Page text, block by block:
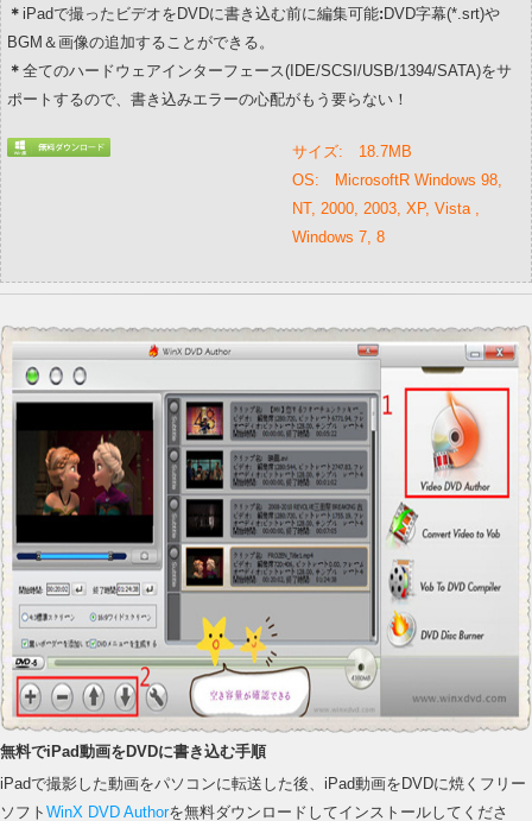
＊ iPadで撮ったビデオをDVDに書き込む前に編集可能: DVD字幕(*.srt)や
BGM＆画像の追加することができる。
＊ 全てのハードウェアインターフェース(IDE/SCSI/USB/1394/SATA)をサ
ポートするので、書き込みエラーの心配がもう要らない！
サイズ: 18.7MB
OS: MicrosoftR Windows 98,
NT, 2000, 2003, XP, Vista ,
Windows 7, 8
無料でiPad動画をDVDに書き込む手順
iPadで撮影した動画をパソコンに転送した後、iPad動画をDVDに焼くフリー
ソフト WinX DVD Authorを無料ダウンロードしてインストールしてくださ